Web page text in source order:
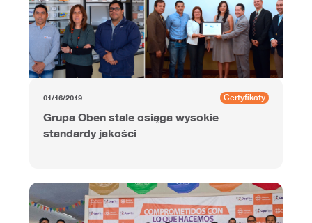
01/16/2019 Certyfikaty
Grupa Oben stale osiąga wysokie
standardy jakości